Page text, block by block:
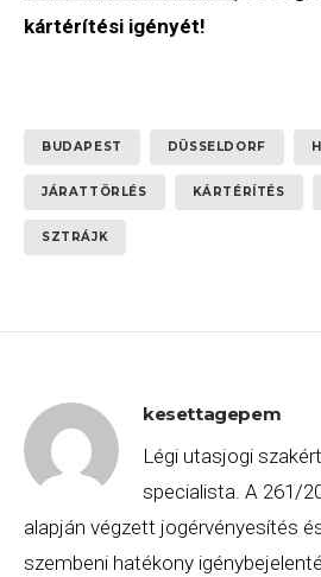
kártérítési igényét!
BUDAPEST DÜSSELDORF
JÁRATTÖRLÉS KÁRTÉRÍTÉS
SZTRÁJK
kesettagepem
Légi utasjogi
specialista. A 261/
alapján végzett jogérvényesítés
szembeni hatékony